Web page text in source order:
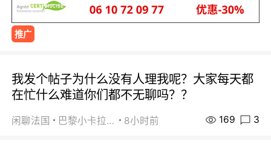
推广
我发个帖子为什么没有人理我呢？大家每天都
在忙什么难道你们都不无聊吗？？
闲聊法国 巴黎小卡拉咪 8小时前 169 3